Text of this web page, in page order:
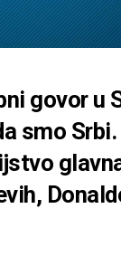
govor u
smo